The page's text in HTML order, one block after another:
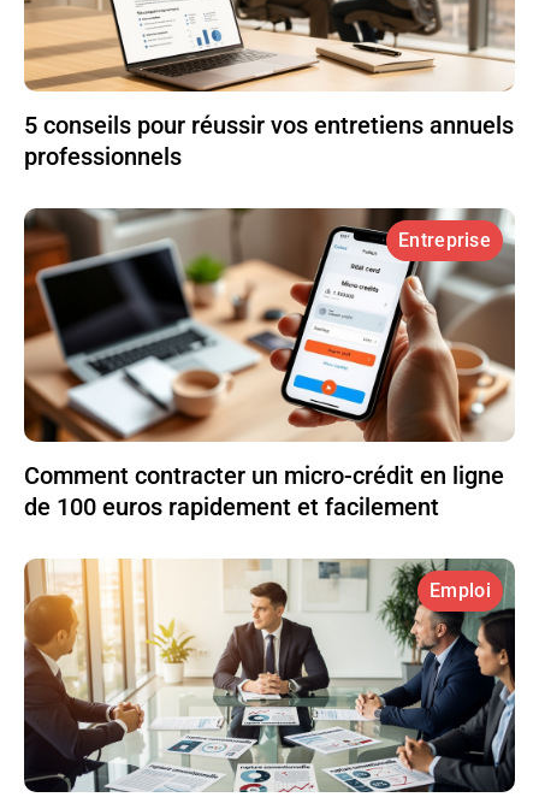
5 conseils pour réussir vos entretiens annuels
professionnels
Entreprise
Comment contracter un micro-crédit en ligne
de 100 euros rapidement et facilement
Emploi